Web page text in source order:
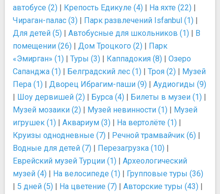
автобусе (2) | Крепость Едикуле (4) | На яхте (22) |
Чираган-палас (3) | Парк развлечений Isfanbul (1) |
Для детей (5) | Автобусные для школьников (1) | В
помещении (26) | Дом Троцкого (2) | Парк
«Эмирган» (1) | Туры (3) | Каппадокия (8) | Озеро
Сапанджа (1) | Белградский лес (1) | Троя (2) | Музей
Пера (1) | Дворец Ибрагим-паши (9) | Аудиогиды (9)
| Шоу дервишей (2) | Бурса (4) | Билеты в музеи (1) |
Музей мозаики (2) | Музей невинности (1) | Музей
игрушек (1) | Аквариум (3) | На вертолёте (1) |
Круизы однодневные (7) | Речной трамвайчик (6) |
Водные для детей (7) | Перезагрузка (10) |
Еврейский музей Турции (1) | Археологический
музей (4) | На велосипеде (1) | Групповые туры (36)
| 5 дней (5) | На цветение (7) | Авторские туры (43) |